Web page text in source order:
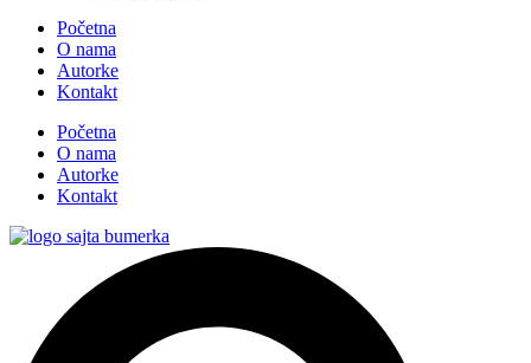
Početna
O nama
Autorke
Kontakt
Početna
O nama
Autorke
Kontakt